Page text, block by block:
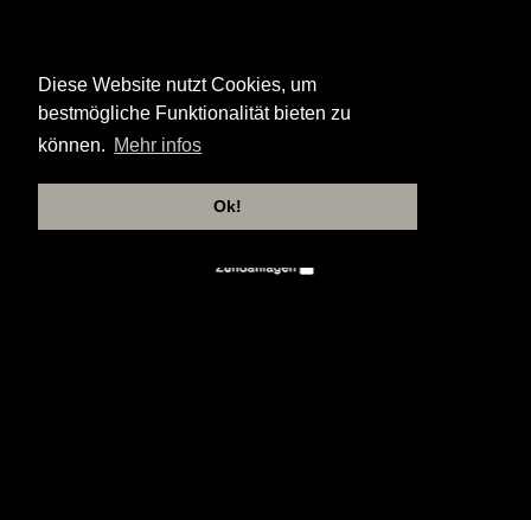
Diese Website nutzt Cookies, um
bestmögliche Funktionalität bieten zu
können. Mehr infos
Ok!